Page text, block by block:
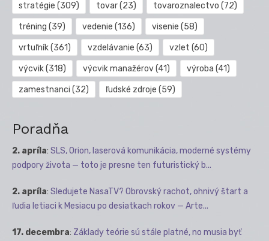
stratégie (309) tovar(23) tovaroznalectvo (72)
tréning (39) vedenie (136) visenie (58)
vrtuľník(361) vzdelávanie (63) vzlet (60)
výcvik(318) výcvik manažérov(41) výroba (41)
zamestnanci (32) ľudské zdroje (59)
Poradňa
2. apríla: SLS, Orion, laserová komunikácia, moderné systémy
podpory života — toto je presne ten futuristický b...
2. apríla: Sledujete NasaTV? Obrovský rachot, ohnivý štart a
ľudia letiaci k Mesiacu po desiatkach rokov — Arte...
17. decembra: Základy teórie sú stále platné, no musia byť